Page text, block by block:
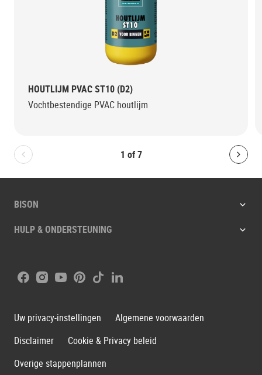
1 of 7
Bolton.General.PreviousSlide
HOUTLIJM PVAC ST10 (D2)
Vochtbestendige PVAC houtlijm
BISON
HULP & ONDERSTEUNING
Facebook
Instagram
YoutubePinterest
TiktokLinkedIn
Uw privacy-instellingen
Algemene voorwaarden
Disclaimer
Cookie & Privacy beleid
Overige stappenplannen